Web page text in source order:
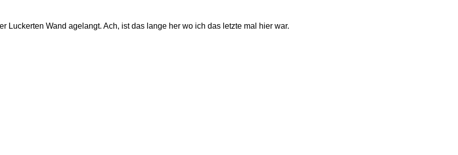
Luckerten Wand agelangt. Ach, ist das lange her wo ich das letzte mal hier war.